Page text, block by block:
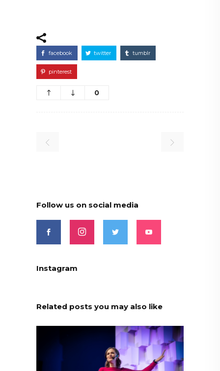
facebook twitter tumblr
pinterest
0
Follow us on social media
Instagram
Related posts you may also like